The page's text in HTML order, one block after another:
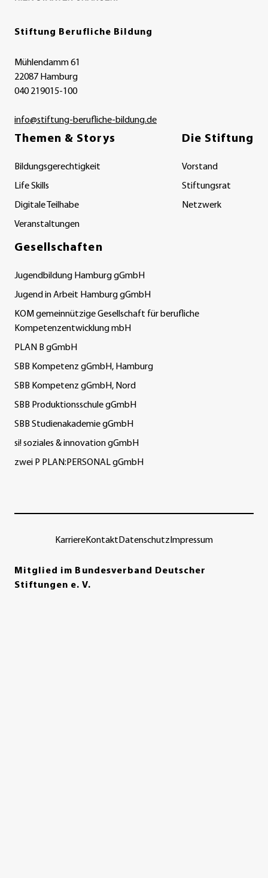
Stiftung Berufliche Bildung
Mühlendamm 61
22087 Hamburg
040 219015-100
info@stiftung-berufliche-bildung.de
Themen & Storys
Bildungsgerechtigkeit
Life Skills
Digitale Teilhabe
Veranstaltungen
Die Stiftung
Vorstand
Stiftungsrat
Netzwerk
Gesellschaften
Jugendbildung Hamburg gGmbH
Jugend in Arbeit Hamburg gGmbH
KOM gemeinnützige Gesellschaft für berufliche
Kompetenzentwicklung mbH
PLAN B gGmbH
SBB Kompetenz gGmbH, Hamburg
SBB Kompetenz gGmbH, Nord
SBB Produktionsschule gGmbH
SBB Studienakademie gGmbH
si! soziales & innovation gGmbH
zwei P PLAN:PERSONAL gGmbH
Mitglied im Bundesverband Deutscher
Stiftungen e. V.
KarriereKontakt Datenschutz Impressum